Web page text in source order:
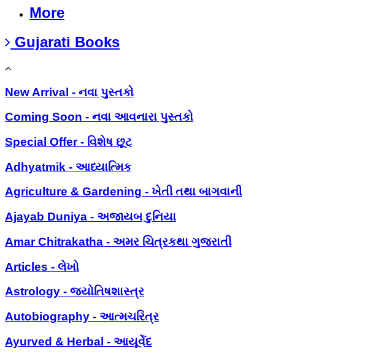
More
Gujarati Books
New Arrival - નવા પુસ્તકો
Coming Soon - નવા આવનારા પુસ્તકો
Special Offer - વિશેષ છૂટ
Adhyatmik - આધ્યાત્મિક
Agriculture & Gardening - ખેતી તથા બાગવાની
Ajayab Duniya - અજાયબ દુનિયા
Amar Chitrakatha - અમર ચિત્રકથા ગુજરાતી
Articles - લેખો
Astrology - જ્યોતિષશાસ્ત્ર
Autobiography - આત્મચરિત્ર
Ayurved & Herbal - આયૂર્વેદ